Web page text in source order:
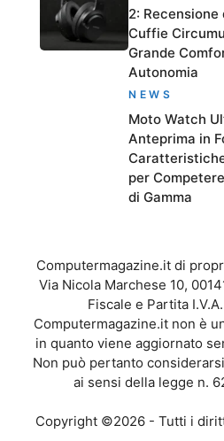
2: Recensione
Cuffie
Grande
Autonomia
NEWS
Moto Watch
Anteprima in
per
di Gamma
Computermagazine.it di
Via Nicola Marchese 10,
Fiscale e Partita
Computermagazine.it non è
in quanto viene aggiornato
Non può pertanto
ai sensi della legge n.
Copyright ©2026 - Tutti i